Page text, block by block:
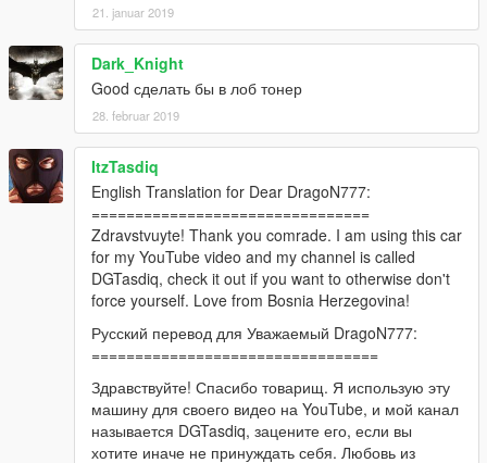
21. januar 2019
Dark_Knight
Good сделать бы в лоб тонер
28. februar 2019
ItzTasdiq
English Translation for Dear DragoN777:
================================
Zdravstvuyte! Thank you comrade. I am using this car
for my YouTube video and my channel is called
DGTasdiq, check it out if you want to otherwise don't
force yourself. Love from Bosnia Herzegovina!
Русский перевод для Уважаемый DragoN777:
=================================
Здравствуйте! Спасибо товарищ. Я использую эту
машину для своего видео на YouTube, и мой канал
называется DGTasdiq, зацените его, если вы
хотите иначе не принуждать себя. Любовь из